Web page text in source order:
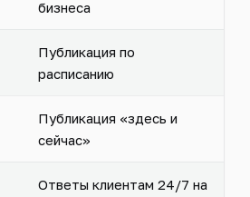
бизнеса
Публикация по
расписанию
Публикация «здесь и
сейчас»
Ответы клиентам 24/7 на